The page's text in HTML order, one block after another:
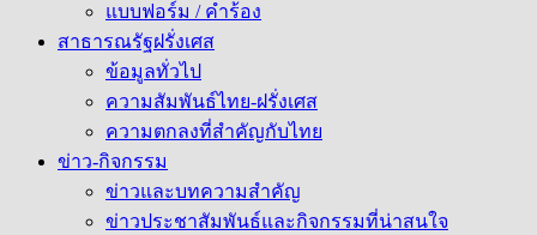
แบบฟอร์ม / คำร้อง
สาธารณรัฐฝรั่งเศส
ข้อมูลทั่วไป
ความสัมพันธ์ไทย-ฝรั่งเศส
ความตกลงที่สำคัญกับไทย
ข่าว-กิจกรรม
ข่าวและบทความสำคัญ
ข่าวประชาสัมพันธ์และกิจกรรมที่น่าสนใจ